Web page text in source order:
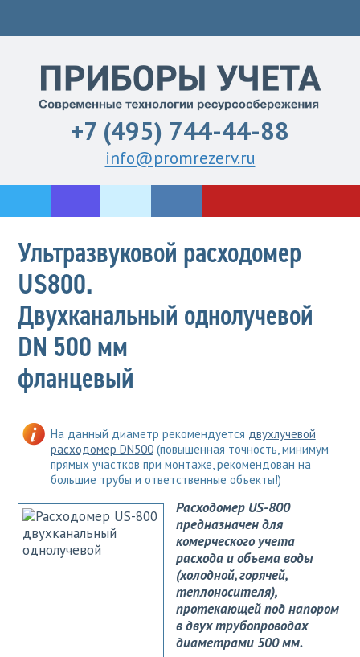
+7 (495) 744-44-88
info@promrezerv.ru
Ультразвуковой расходомер
US800.
Двухканальный однолучевой
DN 500 мм
фланцевый
На данный диаметр рекомендуется двухлучевой
расходомер DN500(повышенная точность, минимум
прямых участков при монтаже, рекомендован на
большие трубы и ответственные объекты!)
Расходомер US-800
предназначен для
комерческого учета
расхода и объема воды
(холодной, горячей,
теплоносителя),
протекающей под напором
в двух трубопроводах
диаметрами 500 мм.